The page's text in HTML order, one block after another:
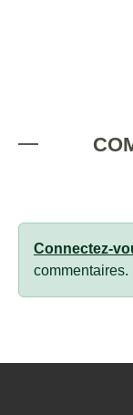
Connectez-
commentaires.